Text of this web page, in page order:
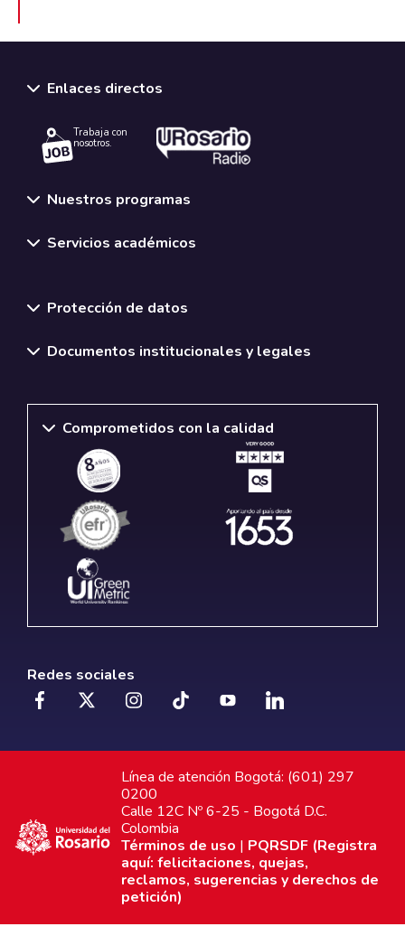
Enlaces directos
Trabaja con
nosotros.
Nuestros programas
Servicios académicos
Protección de datos
Documentos institucionales y legales
Comprometidos con la calidad
Redes sociales
Línea de atención Bogotá: (601) 297
0200
Calle 12C Nº 6-25 - Bogotá D.C.
Colombia
Términos de uso | PQRSDF (Registra
aquí: felicitaciones, quejas,
reclamos, sugerencias y derechos de
petición)